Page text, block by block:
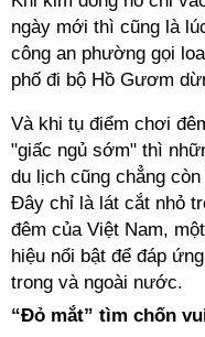
ngày mới thì cũng là
công an phường gọi
phố đi bộ Hồ Gươm
Và khi tụ điểm chơi
"giấc ngủ sớm" thì
du lịch cũng chẳng
Đây chỉ là lát cắt nhỏ
đêm của Việt Nam,
hiệu nổi bật để đáp
trong và ngoài nước.
“Đỏ mắt” tìm chốn